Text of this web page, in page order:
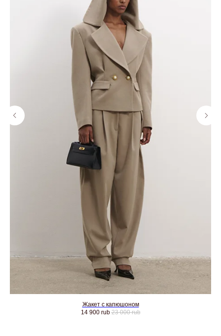
Жакет с капюшоном
14 900 rub 23 000 rub